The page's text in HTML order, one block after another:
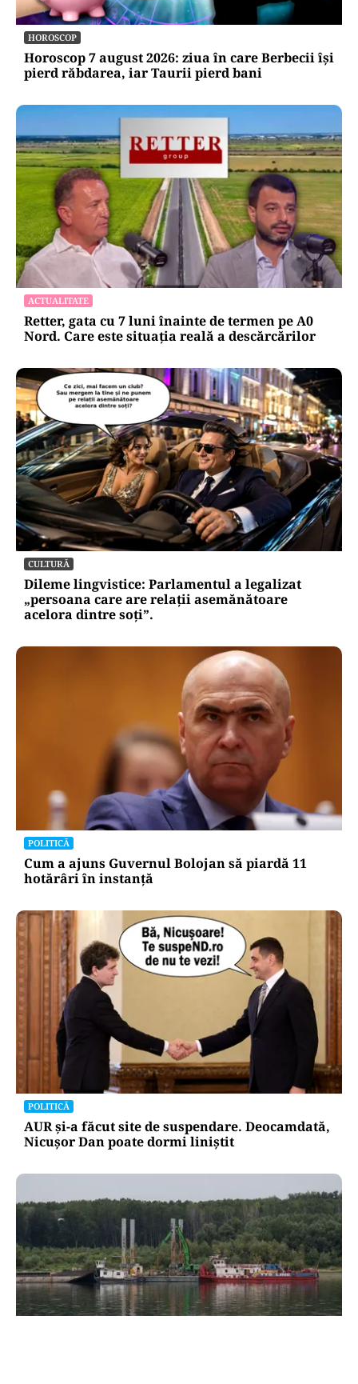
HOROSCOP
Horoscop 7 august 2026: ziua în care Berbecii își
pierd răbdarea, iar Taurii pierd bani
ACTUALITATE
Retter, gata cu 7 luni înainte de termen pe A0
Nord. Care este situația reală a descărcărilor
CULTURĂ
Dileme lingvistice: Parlamentul a legalizat
„persoana care are relații asemănătoare
acelora dintre soți”.
POLITICĂ
Cum a ajuns Guvernul Bolojan să piardă 11
hotărâri în instanță
POLITICĂ
AUR și-a făcut site de suspendare. Deocamdată,
Nicușor Dan poate dormi liniștit